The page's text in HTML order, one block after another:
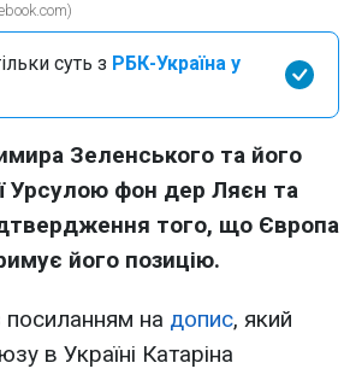
суть з РБК-Україна у
Зеленського та його
Урсулою фон дер Ляєн та
того, що Європа
його позицію.
посиланням на допис, який
в Україні Катаріна